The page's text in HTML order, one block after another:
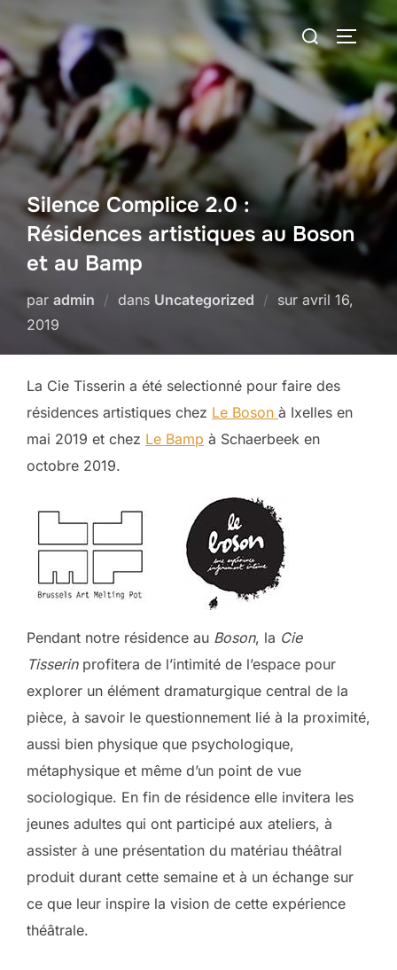
contenu
Rechercher :
Silence Complice 2.0 :
Résidences artistiques au Boson
et au Bamp
par admin dans Uncategorized sur Publié
avril 16,
2019
La Cie Tisserin a été selectionné pour faire des
résidences artistiques chez Le Boson à Ixelles en
mai 2019 et chez Le Bamp à Schaerbeek en
octobre 2019.
Pendant notre résidence au Boson, la Cie
Tisserinprofitera de l’intimité de l’espace pour
explorer un élément dramaturgique central de la
pièce, à savoir le questionnement lié à la proximité,
aussi bien physique que psychologique,
métaphysique et même d’un point de vue
sociologique. En fin de résidence elle invitera les
jeunes adultes qui ont participé aux ateliers, à
assister à une présentation du matériau théâtral
produit durant cette semaine et à un échange sur
ce que leur inspire la vision de cette expérience
théâtrale.